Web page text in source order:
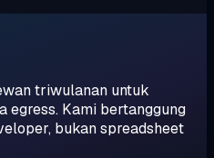
triwulanan untuk
egress. Kami bertanggung
bukan spreadsheet